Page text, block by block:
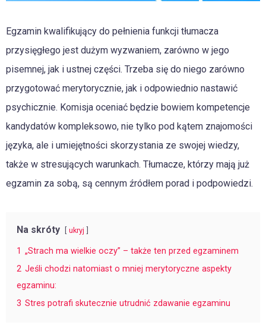
Egzamin kwalifikujący do pełnienia funkcji tłumacza
przysięgłego jest dużym wyzwaniem, zarówno w jego
pisemnej, jak i ustnej części. Trzeba się do niego zarówno
przygotować merytorycznie, jak i odpowiednio nastawić
psychicznie. Komisja oceniać będzie bowiem kompetencje
kandydatów kompleksowo, nie tylko pod kątem znajomości
języka, ale i umiejętności skorzystania ze swojej wiedzy,
także w stresujących warunkach. Tłumacze, którzy mają już
egzamin za sobą, są cennym źródłem porad i podpowiedzi.
Na skróty ukryj
1 „Strach ma wielkie oczy” – także ten przed egzaminem
2 Jeśli chodzi natomiast o mniej merytoryczne aspekty
egzaminu:
3 Stres potrafi skutecznie utrudnić zdawanie egzaminu